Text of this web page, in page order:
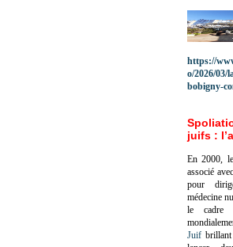
https://
o/2026/03/
bobigny-
juifs :
En 2000, le
associé
pour
médecine
le cadre
Juif